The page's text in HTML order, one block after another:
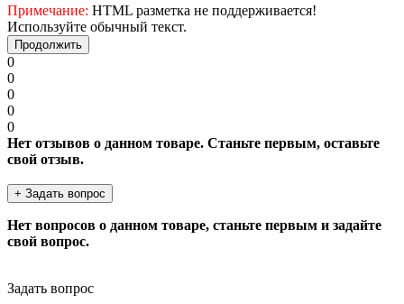
Примечание: HTML разметка не поддерживается!
Используйте обычный текст.
Продолжить
0
0
0
0
0
Нет отзывов о данном товаре. Станьте первым, оставьте
свой отзыв.
+ Задать вопрос
Нет вопросов о данном товаре, станьте первым и задайте
свой вопрос.
Задать вопрос